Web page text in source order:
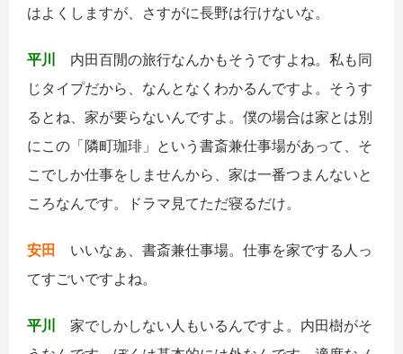
はよくしますが、さすがに長野は行けないな。
平川 内田百閒の旅行なんかもそうですよね。私も同
じタイプだから、なんとなくわかるんですよ。そうす
るとね、家が要らないんですよ。僕の場合は家とは別
にこの「隣町珈琲」という書斎兼仕事場があって、そ
こでしか仕事をしませんから、家は一番つまんないと
ころなんです。ドラマ見てただ寝るだけ。
安田 いいなぁ、書斎兼仕事場。仕事を家でする人っ
てすごいですよね。
平川 家でしかしない人もいるんですよ。内田樹がそ